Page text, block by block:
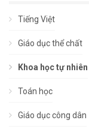
Tiếng Việt
Giáo dục thể chất
Khoa học tự nhiên
Toán học
Giáo dục công dân